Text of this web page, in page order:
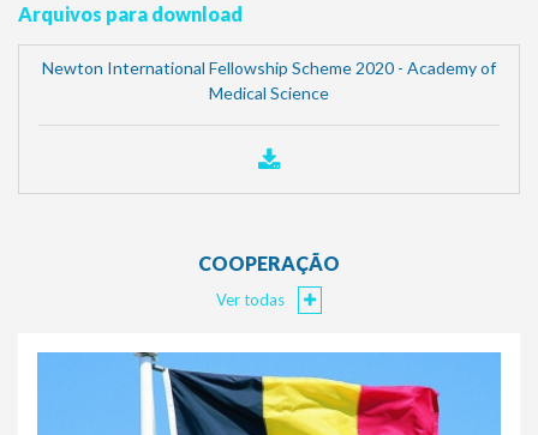
Arquivos para download
Newton International Fellowship Scheme 2020 - Academy of
Medical Science
COOPERAÇÃO
Ver todas